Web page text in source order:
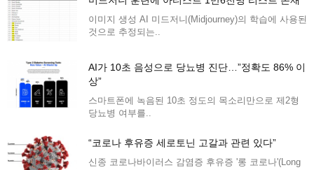
이미지 생성 AI 미드저니(Midjourney)의 학습에 사용된
것으로 추정되는..
AI가 10초 음성으로 당뇨병 진단…”정확도 86% 이
상”
스마트폰에 녹음된 10초 정도의 목소리만으로 제2형
당뇨병 여부를..
“코로나 후유증 세로토닌 고갈과 관련 있다”
신종 코로나바이러스 감염증 후유증 '롱 코로나'(Long